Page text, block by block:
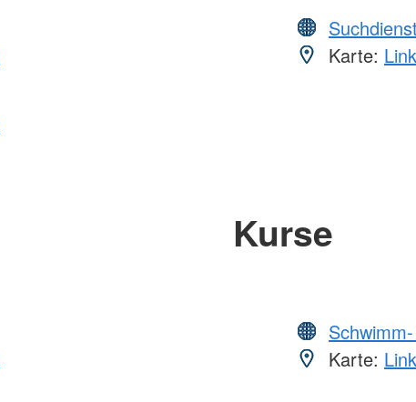
Suchdienst
Karte:
Kurse
Karte: